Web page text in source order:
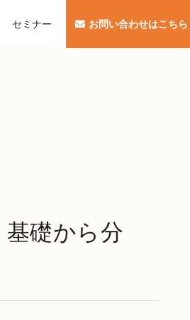
セミナー お問い合わせはこちら
礎から分